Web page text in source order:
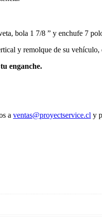
bola 1 7/8 ” y enchufe 7
y remolque de su
enganche.
a ventas@proyectservice.cl y